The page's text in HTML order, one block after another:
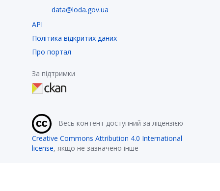
data@loda.gov.ua
API
Політика відкритих даних
Про портал
За підтримки
Весь контент доступний за ліцензією
Creative Commons Attribution 4.0 International
license, якщо не зазначено інше